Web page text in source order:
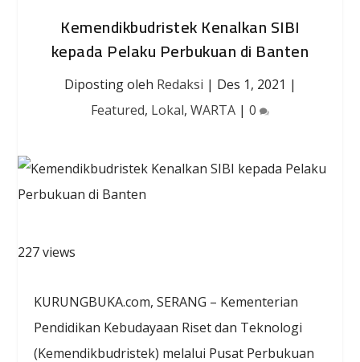
Kemendikbudristek Kenalkan SIBI
kepada Pelaku Perbukuan di Banten
Diposting oleh Redaksi | Des 1, 2021 |
Featured, Lokal, WARTA | 0
227 views
KURUNGBUKA.com, SERANG – Kementerian
Pendidikan Kebudayaan Riset dan Teknologi
(Kemendikbudristek) melalui Pusat Perbukuan